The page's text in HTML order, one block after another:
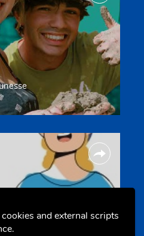
and external scripts